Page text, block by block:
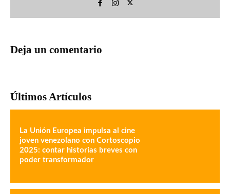
Deja un comentario
Últimos Artículos
La Unión Europea impulsa al cine
joven venezolano con Cortoscopio
2025: contar historias breves con
poder transformador